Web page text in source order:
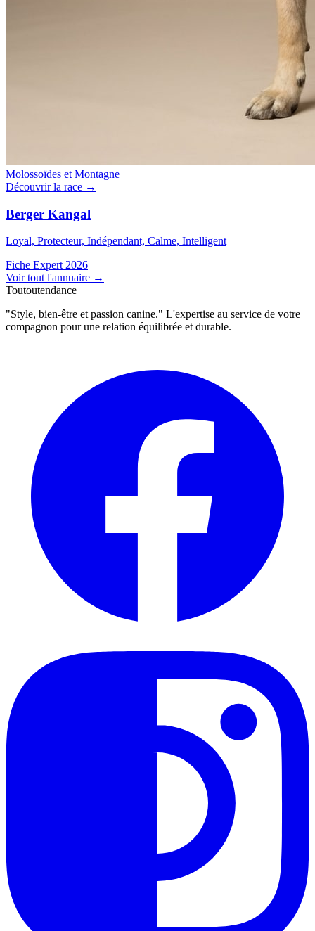
Molossoïdes et Montagne
Découvrir la race →
Berger Kangal
Loyal, Protecteur, Indépendant, Calme, Intelligent
Fiche Expert 2026
Voir tout l'annuaire →
Toutoutendance
"Style, bien-être et passion canine." L'expertise au service de votre
compagnon pour une relation équilibrée et durable.